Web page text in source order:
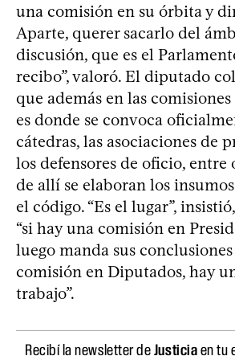
una comisión en su órbita y
Aparte, querer sacarlo del
discusión, que es el
recibo”, valoró. El diputado
que además en las
es donde se convoca
cátedras, las asociaciones de
los defensores de oficio, entre
de allí se elaboran los
el código. “Es el lugar”,
“si hay una comisión en
luego manda sus
comisión en Diputados, hay
trabajo”.
Recibí la newsletter deJusticiaen tu